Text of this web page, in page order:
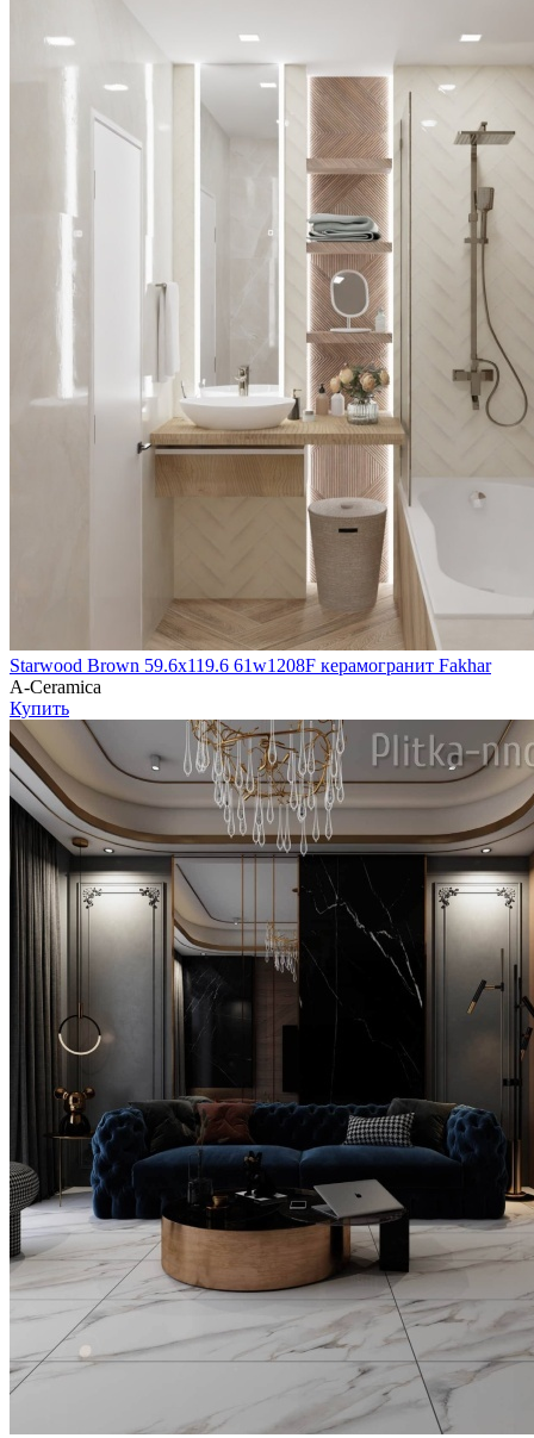
Starwood Brown 59.6х119.6 61w1208F керамогранит Fakhar
A-Ceramica
Купить